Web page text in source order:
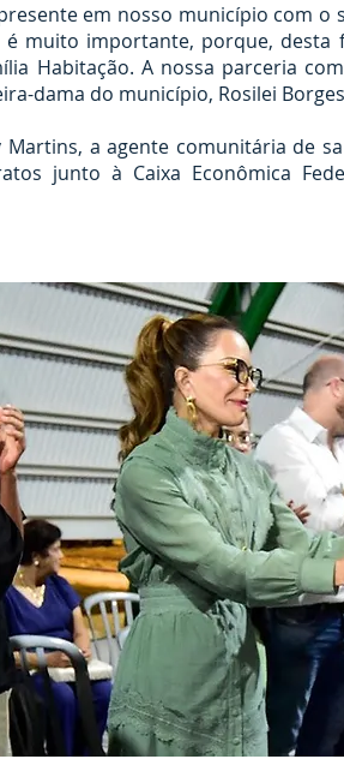
em nosso município com
é muito importante, porque,
Habitação. A nossa parceria
dama do município, Rosilei
Martins, a agente comunitária de
junto à Caixa Econômica